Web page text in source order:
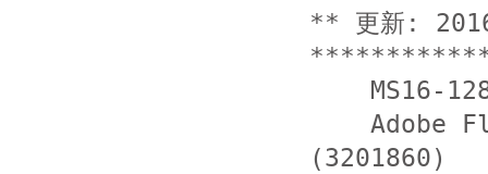
** 更新: 2016
(3201860)